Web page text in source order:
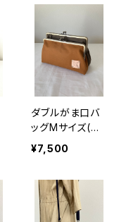
ダブルがま口バ
ッグMサイズ(キ
ャメル×カーキ
ー) 持ち手別売
¥7,500